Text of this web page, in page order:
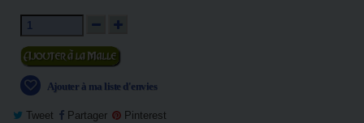
Ajouter au panier
Ajouter à ma liste d'envies
Tweet Partager Pinterest